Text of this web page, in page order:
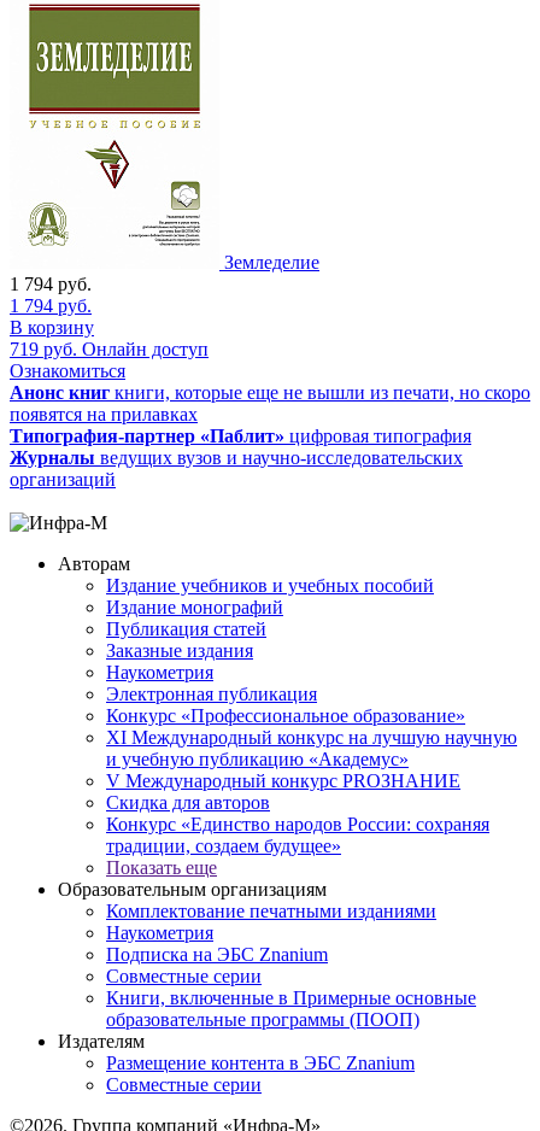
Земледелие
1 794 руб.
1 794 руб.
В корзину
719 руб. Онлайн доступ
Ознакомиться
Анонс книг книги, которые еще не вышли из печати, но скоро
появятся на прилавках
Типография-партнер «Паблит» цифровая типография
Журналы ведущих вузов и научно-исследовательских
организаций
Авторам
Издание учебников и учебных пособий
Издание монографий
Публикация статей
Заказные издания
Наукометрия
Электронная публикация
Конкурс «Профессиональное образование»
XI Международный конкурс на лучшую научную
и учебную публикацию «Академус»
V Международный конкурс PROЗНАНИЕ
Скидка для авторов
Конкурс «Единство народов России: сохраняя
традиции, создаем будущее»
Показать еще
Образовательным организациям
Комплектование печатными изданиями
Наукометрия
Подписка на ЭБС Znanium
Совместные серии
Книги, включенные в Примерные основные
образовательные программы (ПООП)
Издателям
Размещение контента в ЭБС Znanium
Совместные серии
©2026. Группа компаний «Инфра-М»